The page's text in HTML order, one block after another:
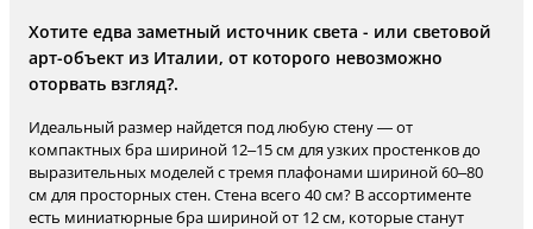
Хотите едва заметный источник света - или световой
арт-объект из Италии, от которого невозможно
оторвать взгляд?.
Идеальный размер найдется под любую стену — от
компактных бра шириной 12–15 см для узких простенков до
выразительных моделей с тремя плафонами шириной 60–80
см для просторных стен. Стена всего 40 см? В ассортименте
есть миниатюрные бра шириной от 12 см, которые станут